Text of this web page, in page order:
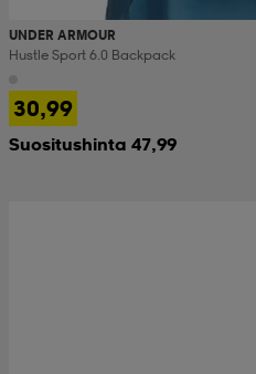
UNDER ARMOUR
Hustle Sport 6.0 Backpack
30,99
Suositushinta 47,99